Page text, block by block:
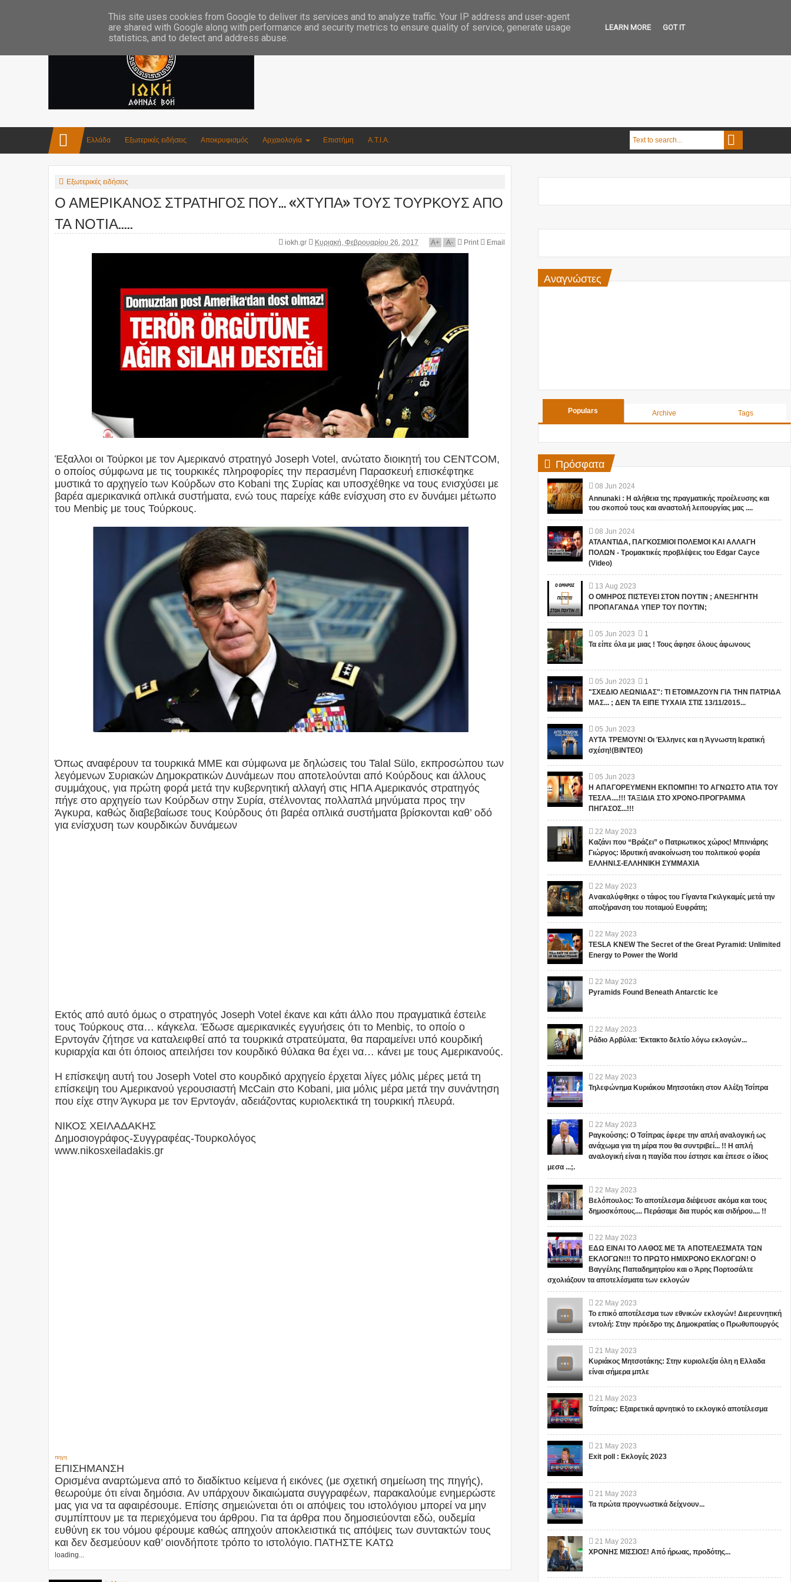
Ελλάδα Εξωτερικές ειδήσεις Αποκρυφισμός Αρχαιολογία Επιστήμη Α.Τ.Ι.Α.
Εξωτερικές ειδήσεις
Ο ΑΜΕΡΙΚΑΝΟΣ ΣΤΡΑΤΗΓΟΣ ΠΟΥ… «ΧΤΥΠΑ» ΤΟΥΣ ΤΟΥΡΚΟΥΣ ΑΠΟ
ΤΑ ΝΟΤΙΑ.....
iokh.gr Κυριακή, Φεβρουαρίου 26, 2017 A+ A- Print Email
Έξαλλοι οι Τούρκοι με τον Αμερικανό στρατηγό Joseph Votel, ανώτατο διοικητή του CENTCOM,
ο οποίος σύμφωνα με τις τουρκικές πληροφορίες την περασμένη Παρασκευή επισκέφτηκε
μυστικά το αρχηγείο των Κούρδων στο Kobani της Συρίας και υποσχέθηκε να τους ενισχύσει με
βαρέα αμερικανικά οπλικά συστήματα, ενώ τους παρείχε κάθε ενίσχυση στο εν δυνάμει μέτωπο
του Menbiç με τους Τούρκους.
Όπως αναφέρουν τα τουρκικά ΜΜΕ και σύμφωνα με δηλώσεις του Talal Sülo, εκπροσώπου των
λεγόμενων Συριακών Δημοκρατικών Δυνάμεων που αποτελούνται από Κούρδους και άλλους
συμμάχους, για πρώτη φορά μετά την κυβερνητική αλλαγή στις ΗΠΑ Αμερικανός στρατηγός
πήγε στο αρχηγείο των Κούρδων στην Συρία, στέλνοντας πολλαπλά μηνύματα προς την
Άγκυρα, καθώς διαβεβαίωσε τους Κούρδους ότι βαρέα οπλικά συστήματα βρίσκονται καθ’ οδό
για ενίσχυση των κουρδικών δυνάμεων
Εκτός από αυτό όμως ο στρατηγός Joseph Votel έκανε και κάτι άλλο που πραγματικά έστειλε
τους Τούρκους στα… κάγκελα. Έδωσε αμερικανικές εγγυήσεις ότι το Menbiç, το οποίο ο
Ερντογάν ζήτησε να καταλειφθεί από τα τουρκικά στρατεύματα, θα παραμείνει υπό κουρδική
κυριαρχία και ότι όποιος απειλήσει τον κουρδικό θύλακα θα έχει να… κάνει με τους Αμερικανούς.
Η επίσκεψη αυτή του Joseph Votel στο κουρδικό αρχηγείο έρχεται λίγες μόλις μέρες μετά τη
επίσκεψη του Αμερικανού γερουσιαστή McCain στο Kobani, μια μόλις μέρα μετά την συνάντηση
που είχε στην Άγκυρα με τον Ερντογάν, αδειάζοντας κυριολεκτικά τη τουρκική πλευρά.
ΝΙΚΟΣ ΧΕΙΛΑΔΑΚΗΣ
Δημοσιογράφος-Συγγραφέας-Τουρκολόγος
www.nikosxeiladakis.gr
πηγη
ΕΠΙΣΗΜΑΝΣΗ
Ορισμένα αναρτώμενα από το διαδίκτυο κείμενα ή εικόνες (με σχετική σημείωση της πηγής),
θεωρούμε ότι είναι δημόσια. Αν υπάρχουν δικαιώματα συγγραφέων, παρακαλούμε ενημερώστε
μας για να τα αφαιρέσουμε. Επίσης σημειώνεται ότι οι απόψεις του ιστολόγιου μπορεί να μην
συμπίπτουν με τα περιεχόμενα του άρθρου. Για τα άρθρα που δημοσιεύονται εδώ, ουδεμία
ευθύνη εκ του νόμου φέρουμε καθώς απηχούν αποκλειστικά τις απόψεις των συντακτών τους
και δεν δεσμεύουν καθ’ οιονδήποτε τρόπο το ιστολόγιο. ΠΑΤΗΣΤΕ ΚΑΤΩ
loading...
Αναγνώστες
Populars Archive Tags
Πρόσφατα
08 Jun 2024
Annunaki : Η αλήθεια της πραγματικής προέλευσης και
του σκοπού τους και αναστολή λειτουργίας μας ....
08 Jun 2024
ΑΤΛΑΝΤΙΔΑ, ΠΑΓΚΟΣΜΙΟΙ ΠΟΛΕΜΟΙ ΚΑΙ ΑΛΛΑΓΗ
ΠΟΛΩΝ - Τρομακτικές προβλέψεις του Edgar Cayce
(Video)
13 Aug 2023
Ο ΟΜΗΡΟΣ ΠΙΣΤΕΥΕΙ ΣΤΟΝ ΠΟΥΤΙΝ ; ΑΝΕΞΗΓΗΤΗ
ΠΡΟΠΑΓΑΝΔΑ ΥΠΕΡ ΤΟΥ ΠΟΥΤΙΝ;
05 Jun 2023
1
Τα είπε όλα με μιας ! Τους άφησε όλους άφωνους
05 Jun 2023
1
"ΣΧΕΔΙΟ ΛΕΩΝΙΔΑΣ": ΤΙ ΕΤΟΙΜΑΖΟΥΝ ΓΙΑ ΤΗΝ ΠΑΤΡΙΔΑ
ΜΑΣ... ; ΔΕΝ ΤΑ ΕΙΠΕ ΤΥΧΑΙΑ ΣΤΙΣ 13/11/2015...
05 Jun 2023
ΑΥΤΑ ΤΡΕΜΟΥΝ! Οι Έλληνες και η Άγνωστη Ιερατική
σχέση!(ΒΙΝΤΕΟ)
05 Jun 2023
Η ΑΠΑΓΟΡΕΥΜΕΝΗ ΕΚΠΟΜΠΗ! ΤΟ ΑΓΝΩΣΤΟ ΑΤΙΑ ΤΟΥ
ΤΕΣΛΑ....!!! ΤΑΞΙΔΙΑ ΣΤΟ ΧΡΟΝΟ-ΠΡΟΓΡΑΜΜΑ
ΠΗΓΑΣΟΣ...!!!
22 May 2023
Καζάνι που “Βράζει” ο Πατριωτικος χώρος! Μπινιάρης
Γιώργος: Ιδρυτική ανακοίνωση του πολιτικού φορέα
ΕΛΛΗΝΙ.Σ-ΕΛΛΗΝΙΚΗ ΣΥΜΜΑΧΙΑ
22 May 2023
Ανακαλύφθηκε ο τάφος του Γίγαντα Γκιλγκαμές μετά την
αποξήρανση του ποταμού Ευφράτη;
22 May 2023
TESLA KNEW The Secret of the Great Pyramid: Unlimited
Energy to Power the World
22 May 2023
Pyramids Found Beneath Antarctic Ice
22 May 2023
Ράδιο Αρβύλα: Έκτακτο δελτίο λόγω εκλογών...
22 May 2023
Τηλεφώνημα Κυριάκου Μητσοτάκη στον Αλέξη Τσίπρα
22 May 2023
Ραγκούσης: Ο Τσίπρας έφερε την απλή αναλογική ως
ανάχωμα για τη μέρα που θα συντριβεί... !! Η απλή
αναλογική είναι η παγίδα που έστησε και έπεσε ο ίδιος
μεσα ...;.
22 May 2023
Βελόπουλος: Το αποτέλεσμα διέψευσε ακόμα και τους
δημοσκόπους.... Περάσαμε δια πυρός και σιδήρου.... !!
22 May 2023
ΕΔΩ ΕΙΝΑΙ ΤΟ ΛΑΘΟΣ ΜΕ ΤΑ ΑΠΟΤΕΛΕΣΜΑΤΑ ΤΩΝ
ΕΚΛΟΓΩΝ!!! ΤΟ ΠΡΩΤΟ ΗΜΙΧΡΟΝΟ ΕΚΛΟΓΩΝ! Ο
Βαγγέλης Παπαδημητρίου και ο Άρης Πορτοσάλτε
σχολιάζουν τα αποτελέσματα των εκλογών
22 May 2023
Το επικό αποτέλεσμα των εθνικών εκλογών! Διερευνητική
εντολή: Στην πρόεδρο της Δημοκρατίας ο Πρωθυπουργός
21 May 2023
Κυριάκος Μητσοτάκης: Στην κυριολεξία όλη η Ελλαδα
είναι σήμερα μπλε
21 May 2023
Τσίπρας: Εξαιρετικά αρνητικό το εκλογικό αποτέλεσμα
21 May 2023
Exit poll : Εκλογές 2023
21 May 2023
Τα πρώτα προγνωστικά δείχνουν...
21 May 2023
ΧΡΟΝΗΣ ΜΙΣΣΙΟΣ! Από ήρωας, προδότης...
This site uses cookies from Google to deliver its services and to analyze traffic. Your IP address and user-agent
are shared with Google along with performance and security metrics to ensure quality of service, generate usage
statistics, and to detect and address abuse.
LEARN MORE GOT IT